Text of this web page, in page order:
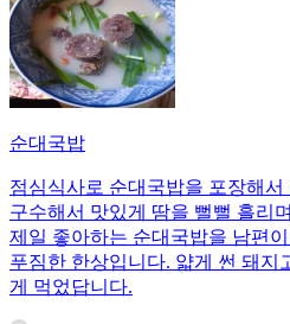
순대국밥
점심식사로 순대국밥을 포장해
구수해서 맛있게 땀을 뻘뻘 흘리
제일 좋아하는 순대국밥을 남편
푸짐한 한상입니다. 얇게 썬 돼지
게 먹었답니다.